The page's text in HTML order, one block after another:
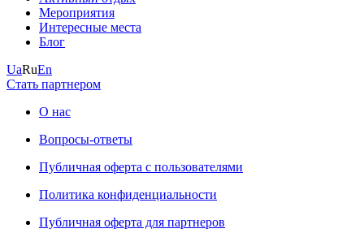
Мероприятия
Интересные места
Блог
UaRuEn
Стать партнером
О нас
Вопросы-ответы
Публичная оферта с пользователями
Политика конфиденциальности
Публичная оферта для партнеров